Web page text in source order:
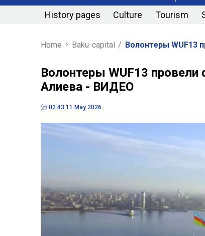
History pages
Culture Tourism
Home Baku-capital / Волонтеры WUF13
Волонтеры WUF13
Алиева - ВИДЕО
02:43 11 May 2026